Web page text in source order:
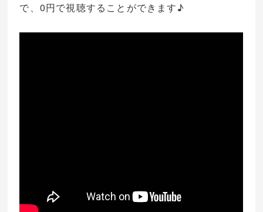
で、0円で視聴することができます♪